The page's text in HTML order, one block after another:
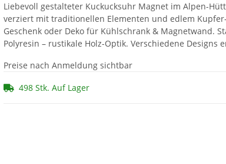
Liebevoll gestalteter Kuckucksuhr Magnet im Alpen-
verziert mit traditionellen Elementen und edlem
Geschenk oder Deko für Kühlschrank & Magnetwand.
Polyresin – rustikale Holz-Optik. Verschiedene Designs
Preise nach Anmeldung sichtbar
498 Stk. Auf Lager